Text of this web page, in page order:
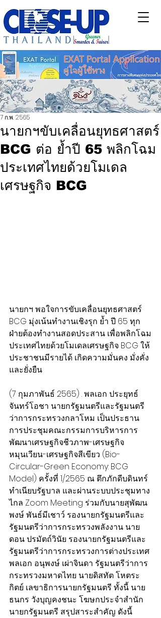
นายกฯขับเคลื่อนยุทธศาสตร์
BCG ต่อ ย้ำปี 65 พลิกโฉม
ประเทศไทยด้วยโมเดล
เศรษฐกิจ BCG
7 ก.พ. 2565
นายกฯ พอใจการขับเคลื่อนยุทธศาสตร์
BCG มุ่งเน้นทำงานเชิงรุก ย้ำ ปี 65 ทุก
ฝ่ายต้องทำงานสอดประสาน เพื่อพลิกโฉม
ประเทศไทยด้วยโมเดลเศรษฐกิจ BCG ให้
ประชาชนมีรายได้ เกิดความมั่นคง มั่งคั่ง
และยั่งยืน
(7 กุมภาพันธ์ 2565) . พลเอก ประยุทธ์
จันทร์โอชา นายกรัฐมนตรีและรัฐมนตรี
ว่าการกระทรวงกลาโหม เป็นประธาน
การประชุมคณะกรรมการบริหารการ
พัฒนาเศรษฐกิจชีวภาพ-เศรษฐกิจ
หมุนเวียน-เศรษฐกิจสีเขียว (Bio-
Circular-Green Economy: BCG
Model) ครั้งที่ 1/2565 ณ ตึกภักดีบดินทร์
ทำเนียบรัฐบาล และผ่านระบบประชุมทาง
ไกล Zoom Meeting ร่วมกับนายสุพัฒน
พงษ์ พันธ์มีเชาว์ รองนายกรัฐมนตรีและ
รัฐมนตรีว่าการกระทรวงพลังงาน นาย
ดอน ปรมัตถ์วินัย รองนายกรัฐมนตรีและ
รัฐมนตรีว่าการกระทรวงการต่างประเทศ
พลเอก อนุพงษ์ เผ่าจินดา รัฐมนตรีว่าการ
กระทรวงมหาดไทย นายดิสทัต โหตระ
กิตย์ เลขาธิการนายกรัฐมนตรี ทั้งนี้ นาย
ธนกร วังบุญคงชนะ โฆษกประจำสำนัก
นายกรัฐมนตรี สรุปสาระสำคัญ ดังนี้